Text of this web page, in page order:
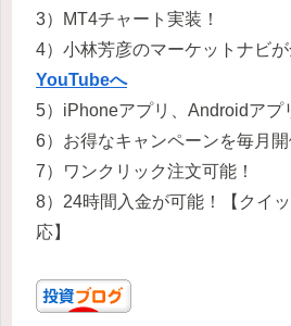
3）MT4チャート実装！
4）小林芳彦のマーケットナビが
YouTubeへ
5）iPhoneアプリ、Androidアプ
6）お得なキャンペーンを毎月開
7）ワンクリック注文可能！
8）24時間入金が可能！【クイ
応】